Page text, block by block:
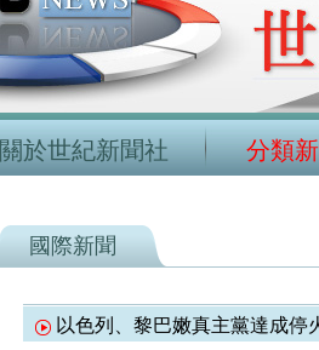
關於世紀新聞社 分類
國際新聞
以色列、黎巴嫩真主黨達成